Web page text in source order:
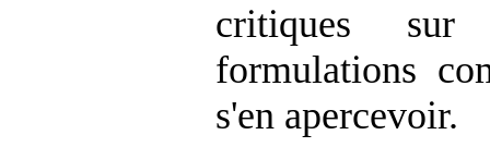
critiques
formulations
s'en apercevoir.